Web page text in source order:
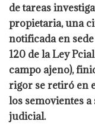
de tareas
propietaria, una
notificada en
120 de la Ley
campo ajeno),
rigor se retiró en
los semovientes
judicial.